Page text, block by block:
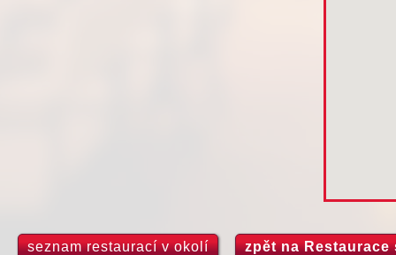
seznam restaurací v okolí zpět na Restaurace